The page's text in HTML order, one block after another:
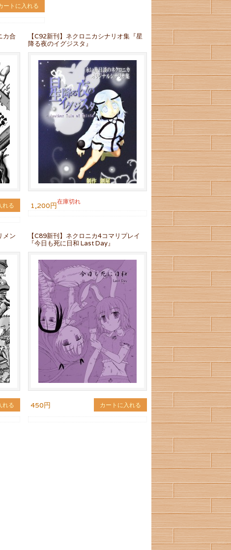
ートに入れる
カ合
れる
【C92新刊】ネクロニカシナリオ集『星
降る夜のイグジスタ』
1,200円在庫切れ
メン
れる
【C89新刊】ネクロニカ4コマリプレイ
『今日も死に日和 Last Day』
450円 カートに入れる